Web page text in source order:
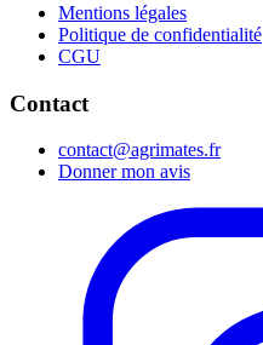
Mentions légales
Politique de confidentialité
CGU
Contact
contact@agrimates.fr
Donner mon avis